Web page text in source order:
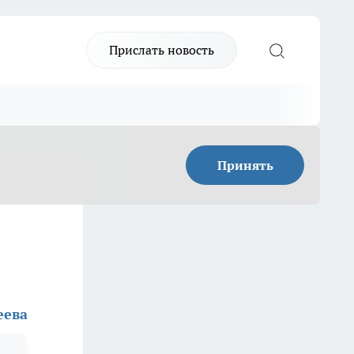
Прислать новость
Принять